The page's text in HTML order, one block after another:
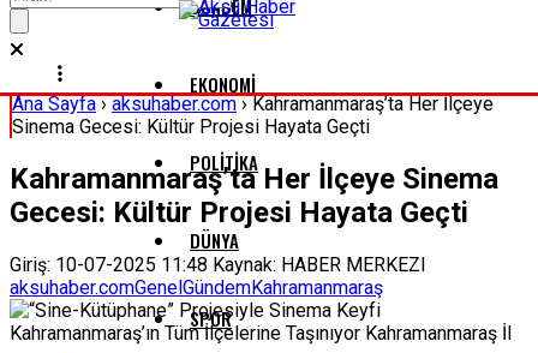
GÜNDEM
EKONOMI
POLITIKA
DÜNYA
SPOR
Ana Sayfa›aksuhaber.com›Kahramanmaraş’ta Her İlçeye
Sinema Gecesi: Kültür Projesi Hayata Geçti
Kahramanmaraş’ta Her İlçeye Sinema
Gecesi: Kültür Projesi Hayata Geçti
Giriş: 10-07-2025 11:48 Kaynak: HABER MERKEZI
aksuhaber.comGenelGündemKahramanmaraş